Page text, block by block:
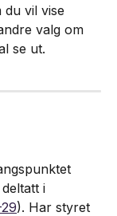
du vil vise
valg om
se ut.
i
). Har styret